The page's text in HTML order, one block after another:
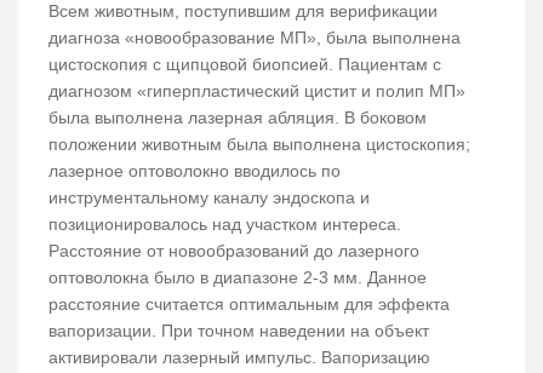
Всем животным, поступившим для верификации
диагноза «новообразование МП», была выполнена
цистоскопия с щипцовой биопсией. Пациентам с
диагнозом «гиперпластический цистит и полип МП»
была выполнена лазерная абляция. В боковом
положении животным была выполнена цистоскопия;
лазерное оптоволокно вводилось по
инструментальному каналу эндоскопа и
позиционировалось над участком интереса.
Расстояние от новообразований до лазерного
оптоволокна было в диапазоне 2-3 мм. Данное
расстояние считается оптимальным для эффекта
вапоризации. При точном наведении на объект
активировали лазерный импульс. Вапоризацию